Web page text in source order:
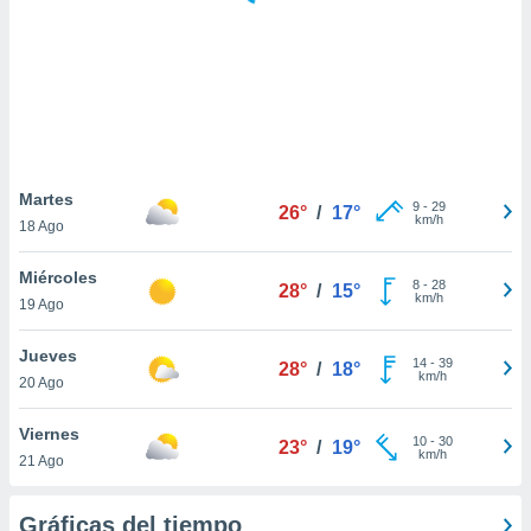
similares
como
sitio
de
traten tus
en
interés
su
Martes
18 Ago
26° / 17° 9- 29
km/h
Miércoles
19 Ago
28° / 15° 8- 28
km/h
Jueves
20 Ago
28° / 18° 14- 39
km/h
Viernes
21 Ago
23° / 19° 10- 30
km/h
Gráficas del tiempo